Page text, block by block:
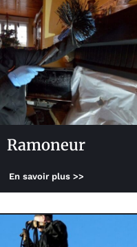
Ramoneur
En savoir plus >>